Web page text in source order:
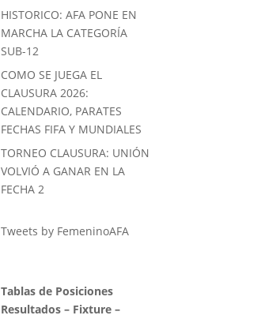
HISTORICO: AFA PONE EN
MARCHA LA CATEGORÍA
SUB-12
COMO SE JUEGA EL
CLAUSURA 2026:
CALENDARIO, PARATES
FECHAS FIFA Y MUNDIALES
TORNEO CLAUSURA: UNIÓN
VOLVIÓ A GANAR EN LA
FECHA 2
Tweets by FemeninoAFA
Tablas de Posiciones
Resultados – Fixture –